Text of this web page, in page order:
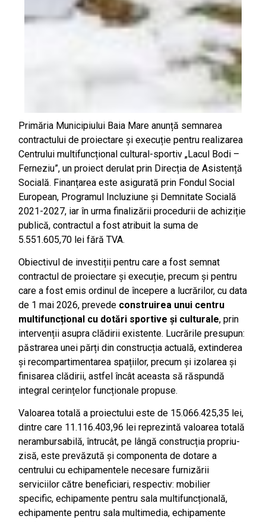
Primăria Municipiului Baia Mare anunță semnarea
contractului de proiectare și execuție pentru realizarea
Centrului multifuncțional cultural-sportiv „Lacul Bodi –
Ferneziu”, un proiect derulat prin Direcția de Asistență
Socială. Finanțarea este asigurată prin Fondul Social
European, Programul Incluziune și Demnitate Socială
2021-2027, iar în urma finalizării procedurii de achiziție
publică, contractul a fost atribuit la suma de
5.551.605,70 lei fără TVA.
Obiectivul de investiții pentru care a fost semnat
contractul de proiectare și execuție, precum și pentru
care a fost emis ordinul de începere a lucrărilor, cu data
de 1 mai 2026, prevede construirea unui centru
multifuncțional cu dotări sportive și culturale, prin
intervenții asupra clădirii existente. Lucrările presupun:
păstrarea unei părți din construcția actuală, extinderea
și recompartimentarea spațiilor, precum și izolarea și
finisarea clădirii, astfel încât aceasta să răspundă
integral cerințelor funcționale propuse.
Valoarea totală a proiectului este de 15.066.425,35 lei,
dintre care 11.116.403,96 lei reprezintă valoarea totală
nerambursabilă, întrucât, pe lângă construcția propriu-
zisă, este prevăzută și componenta de dotare a
centrului cu echipamentele necesare furnizării
serviciilor către beneficiari, respectiv: mobilier
specific, echipamente pentru sala multifuncțională,
echipamente pentru sala multimedia, echipamente